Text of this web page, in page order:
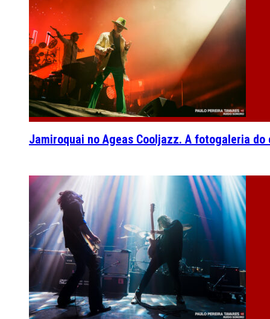
Jamiroquai no Ageas Cooljazz. A fotogaleria do